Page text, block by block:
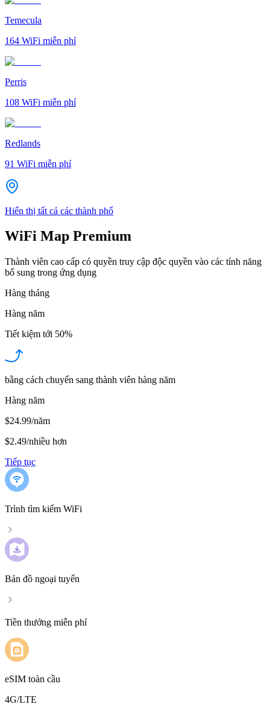
Temecula
164 WiFi miễn phí
Perris
108 WiFi miễn phí
Redlands
91 WiFi miễn phí
Hiển thị tất cả các thành phố
WiFi Map Premium
Thành viên cao cấp có quyền truy cập độc quyền vào các tính năng
bổ sung trong ứng dụng
Hàng tháng
Hàng năm
Tiết kiệm tới 50%
bằng cách chuyển sang thành viên hàng năm
Hàng năm
$24.99/năm
$2.49/nhiều hơn
Tiếp tục
Trình tìm kiếm WiFi
Bản đồ ngoại tuyến
Tiền thưởng miễn phí
eSIM toàn cầu
4G/LTE